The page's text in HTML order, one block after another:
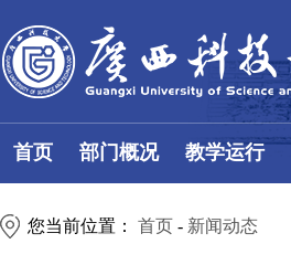
首页 部门概况 教学运行
您当前位置： 首页 - 新闻动态